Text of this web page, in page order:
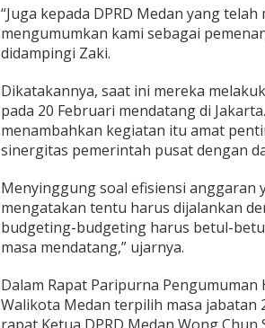
k
i
l
W
l
i
o
t
M
e
a
n
0
2
5
“Juga kepada DPRD Medan yang
mengumumkan kami sebagai
didampingi Zaki.
Dikatakannya, saat ini mereka
pada 20 Februari mendatang di
menambahkan kegiatan itu amat
sinergitas pemerintah pusat dengan
Menyinggung soal efisiensi anggaran
mengatakan tentu harus dijalankan
budgeting-budgeting harus betul-
masa mendatang,” ujarnya.
Dalam Rapat Paripurna
Walikota Medan terpilih masa jabatan